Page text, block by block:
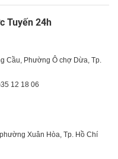
Tuyến 24h
Cầu, Phường Ô chợ Dừa, Tp.
35 12 18 06
Xuân Hòa, Tp. Hồ Chí